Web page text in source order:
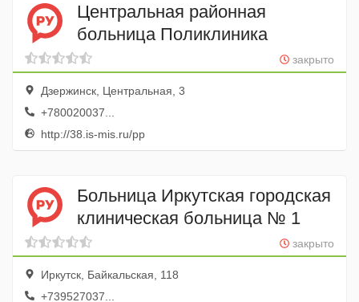
Центральная районная
больница Поликлиника
закрыто
Дзержинск, Центральная, 3
+780020037...
http://38.is-mis.ru/pp
Больница Иркутская городская
клиническая больница № 1
закрыто
Иркутск, Байкальская, 118
+739527037...